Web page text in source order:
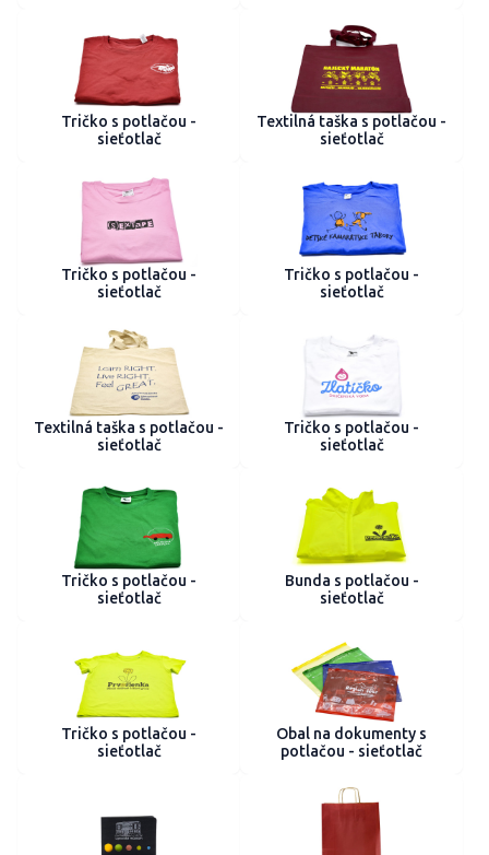
Tričko s potlačou -
sieťotlač
Textilná taška s potlačou -
sieťotlač
Tričko s potlačou -
sieťotlač
Tričko s potlačou -
sieťotlač
Textilná taška s potlačou -
sieťotlač
Tričko s potlačou -
sieťotlač
Tričko s potlačou -
sieťotlač
Bunda s potlačou -
sieťotlač
Tričko s potlačou -
sieťotlač
Obal na dokumenty s
potlačou - sieťotlač